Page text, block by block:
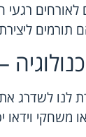
רגעי
תורמים
לנו לשדרג
וידאו